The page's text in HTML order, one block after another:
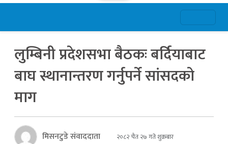
लुम्बिनी प्रदेशसभा बैठकः बर्दियाबाट
बाघ स्थानान्तरण गर्नुपर्ने सांसदको
माग
मिसनटुडे संवाददाता २०८२ चैत २७ गते शुक्रबार